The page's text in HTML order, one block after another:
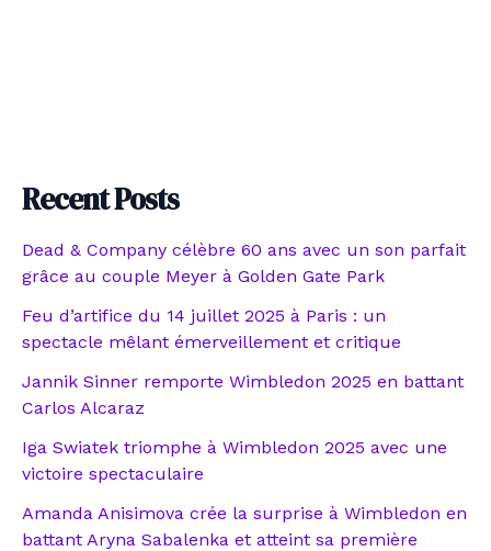
Recent Posts
Dead & Company célèbre 60 ans avec un son parfait
grâce au couple Meyer à Golden Gate Park
Feu d’artifice du 14 juillet 2025 à Paris : un
spectacle mêlant émerveillement et critique
Jannik Sinner remporte Wimbledon 2025 en battant
Carlos Alcaraz
Iga Swiatek triomphe à Wimbledon 2025 avec une
victoire spectaculaire
Amanda Anisimova crée la surprise à Wimbledon en
battant Aryna Sabalenka et atteint sa première